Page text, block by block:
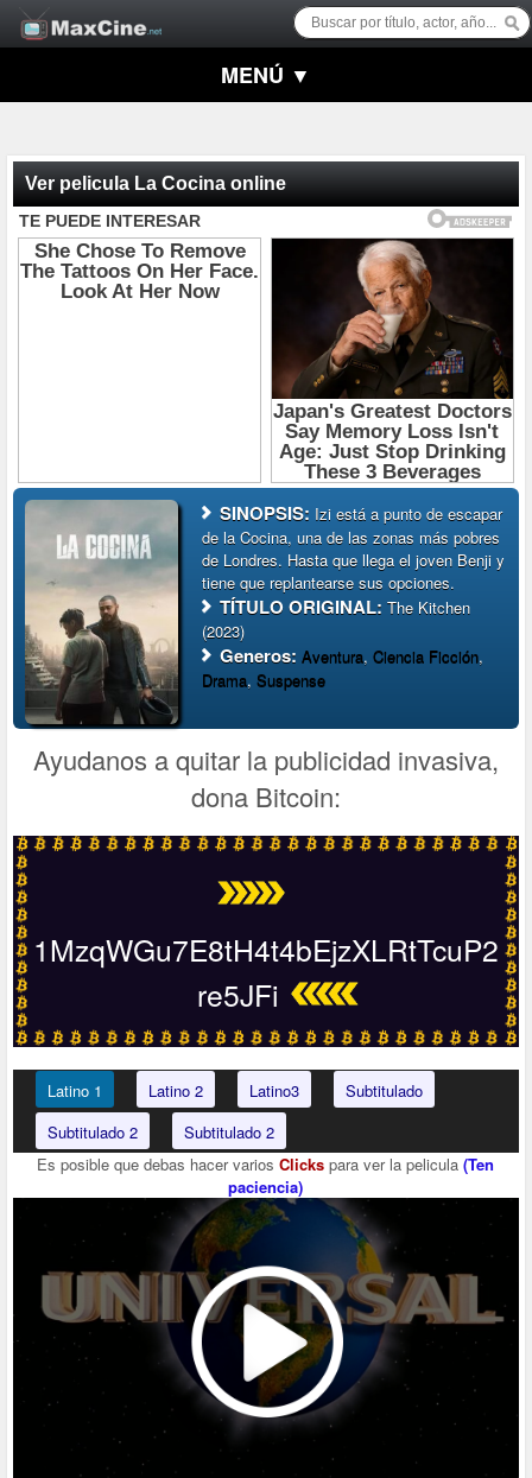
MENÚ ▼
Ver pelicula La Cocina online
SINOPSIS: Izi está a punto de escapar
de la Cocina, una de las zonas más pobres
de Londres. Hasta que llega el joven Benji y
tiene que replantearse sus opciones.
TÍTULO ORIGINAL:The Kitchen
(2023)
Generos:Aventura, Ciencia Ficción,
Drama, Suspense
Ayudanos a quitar la publicidad invasiva,
dona Bitcoin:
1MzqWGu7E8tH4t4bEjzXLRtTcuP2
re5JFi
Latino 1 Latino 2 Latino3
Subtitulado
Subtitulado 2
Subtitulado 2
Es posible que debas hacer variosClicks para ver la pelicula(Ten
paciencia)